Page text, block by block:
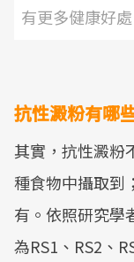
有更多健康好
抗性澱粉有哪
其實，抗性澱粉
種食物中攝取到
有。依照研究學
為RS1、RS2、